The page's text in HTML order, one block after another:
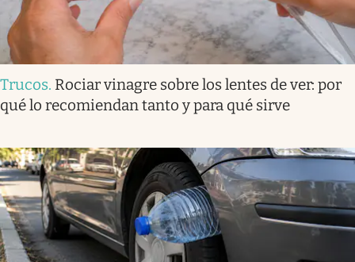
Trucos. Rociar vinagre sobre los lentes de ver: por
qué lo recomiendan tanto y para qué sirve